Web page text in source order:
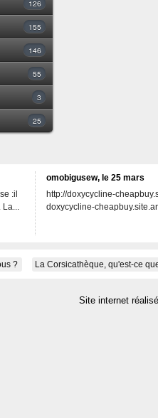
126
155
146
55
3
25
:il
omobigusew, le 25 mars
http://doxycycline-
doxycycline-
? La Corsicathèque, qu'est-ce
Site internet